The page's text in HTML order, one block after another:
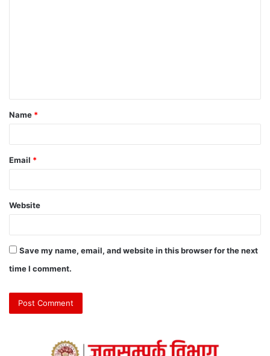
Name *
Email *
Website
Save my name, email, and website in this browser for the next
time I comment.